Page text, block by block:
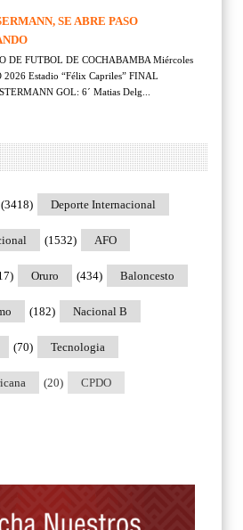
SE ABRE PASO
DE FUTBOL DE COCHABAMBA Miércoles
2026 Estadio “Félix Capriles” FINAL
GOL: 6´ Matias Delg...
Deporte Internacional
(3418)
AFO
(1532)
Oruro Baloncesto
(434)
Nacional B
(182)
Tecnologia
(70)
CPDO
(20)